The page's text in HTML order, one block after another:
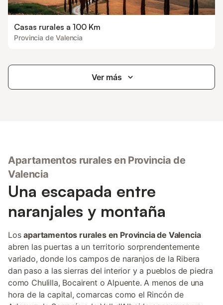
Casas rurales a 100 Km
Provincia de Valencia
Ver más
Apartamentos rurales en Provincia de
Valencia
Una escapada entre
naranjales y montaña
Losapartamentos rurales en Provincia de Valencia
abren las puertas a un territorio sorprendentemente
variado, donde los campos de naranjos de la Ribera
dan paso a las sierras del interior y a pueblos de piedra
como Chulilla, Bocairent o Alpuente. A menos de una
hora de la capital, comarcas como el Rincón de